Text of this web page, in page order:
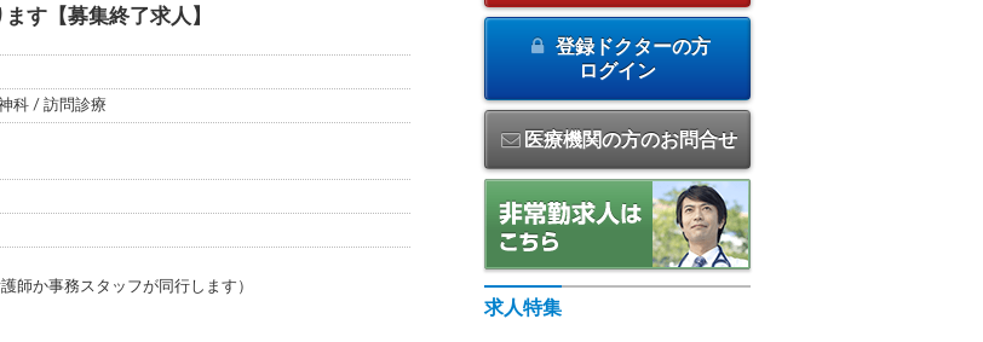
す【募集終了求人】
科 / 訪問診療
師か事務スタッフが同行します）
登録ドクターの方
ログイン
医療機関の方のお問合せ
求人特集